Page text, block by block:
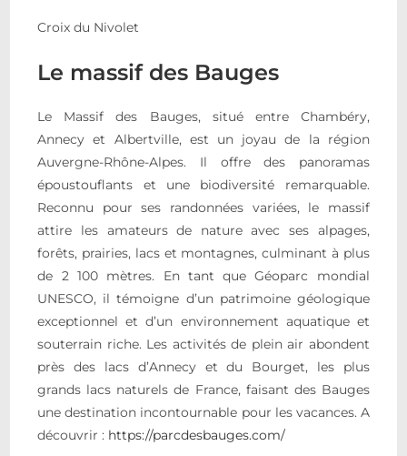
Croix du Nivolet
Le massif des Bauges
Le Massif des Bauges, situé entre Chambéry,
Annecy et Albertville, est un joyau de la région
Auvergne-Rhône-Alpes. Il offre des panoramas
époustouflants et une biodiversité remarquable.
Reconnu pour ses randonnées variées, le massif
attire les amateurs de nature avec ses alpages,
forêts, prairies, lacs et montagnes, culminant à plus
de 2 100 mètres. En tant que Géoparc mondial
UNESCO, il témoigne d’un patrimoine géologique
exceptionnel et d’un environnement aquatique et
souterrain riche. Les activités de plein air abondent
près des lacs d’Annecy et du Bourget, les plus
grands lacs naturels de France, faisant des Bauges
une destination incontournable pour les vacances. A
découvrir : https://parcdesbauges.com/